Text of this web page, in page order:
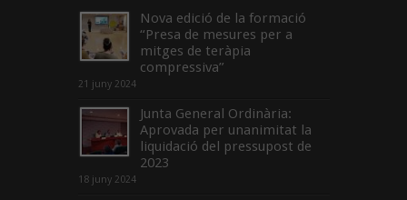
Nova edició de la formació
“Presa de mesures per a
mitges de teràpia
compressiva”
21 juny 2024
Junta General Ordinària:
Aprovada per unanimitat la
liquidació del pressupost de
2023
18 juny 2024